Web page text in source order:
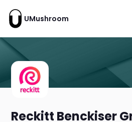
UMushroom
Reckitt Benckiser